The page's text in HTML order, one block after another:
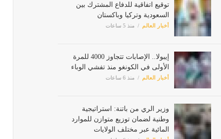
السعودية وتركيا وباكستان
أخبار العالم منذ 5 ساعات
الأولى في الكونغو منذ تفشي الوباء
أخبار العالم منذ 6 ساعات
وطنية لضمان توزيع متوازن للموارد
المائية عبر مختلف الولايات
أخبار العالم